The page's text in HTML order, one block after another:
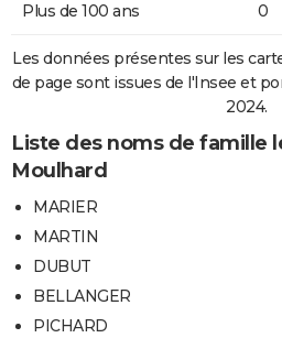
Plus de 100 ans 0
Les données présentes sur les
de page sont issues de l'Insee et
2024.
Liste des noms de famille
Moulhard
MARIER
MARTIN
DUBUT
BELLANGER
PICHARD